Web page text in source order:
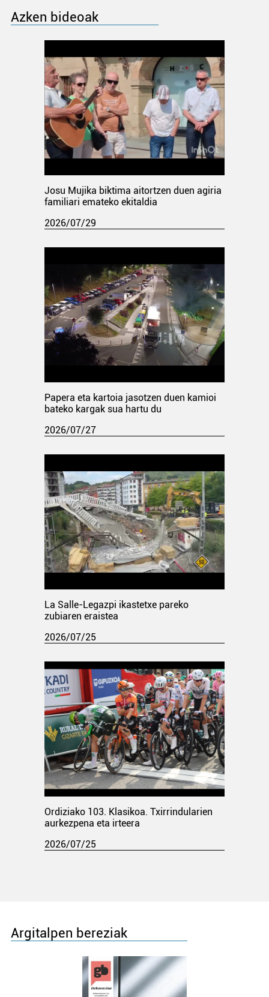
Azken bideoak
Josu Mujika biktima aitortzen duen agiria
familiari emateko ekitaldia
2026/07/29
Papera eta kartoia jasotzen duen kamioi
bateko kargak sua hartu du
2026/07/27
La Salle-Legazpi ikastetxe pareko
zubiaren eraistea
2026/07/25
Ordiziako 103. Klasikoa. Txirrindularien
aurkezpena eta irteera
2026/07/25
Argitalpen bereziak